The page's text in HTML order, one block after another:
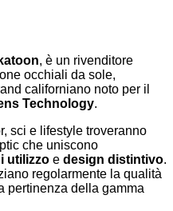
, è un rivenditore
occhiali da sole,
californiano noto per il
Technology.
sci e lifestyle troveranno
che uniscono
utilizzo e design distintivo.
regolarmente la qualità
pertinenza della gamma